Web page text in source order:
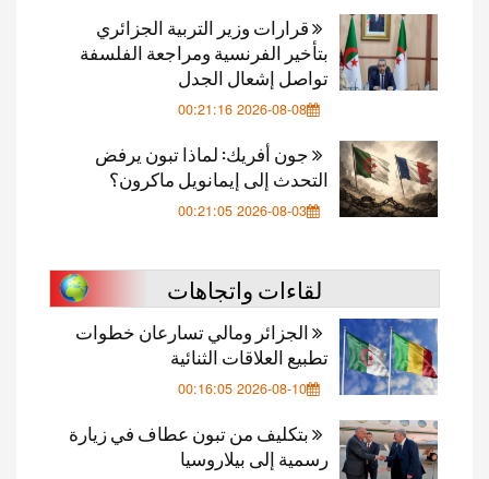
قرارات وزير التربية الجزائري
بتأخير الفرنسية ومراجعة الفلسفة
تواصل إشعال الجدل
2026-08-08 00:21:16
جون أفريك: لماذا تبون يرفض
التحدث إلى إيمانويل ماكرون؟
2026-08-03 00:21:05
لقاءات واتجاهات
الجزائر ومالي تسارعان خطوات
تطبيع العلاقات الثنائية
2026-08-10 00:16:05
بتكليف من تبون عطاف في زيارة
رسمية إلى بيلاروسيا